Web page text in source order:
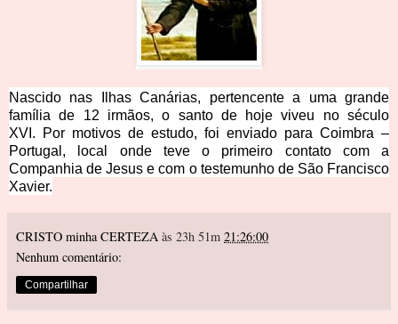
Nascido nas Ilhas Canárias, pertencente a uma grande
família de 12 irmãos,o santo de hoje viveu no século
XVI.
Por motivos de estudo, foi enviado para Coimbra –
Portugal, local onde teve o primeiro contato com a
Companhia de Jesus e com o testemunho de São Francisco
Xavier.
CRISTO minha CERTEZA às 23h 51m 21:26:00
Nenhum comentário:
Compartilhar